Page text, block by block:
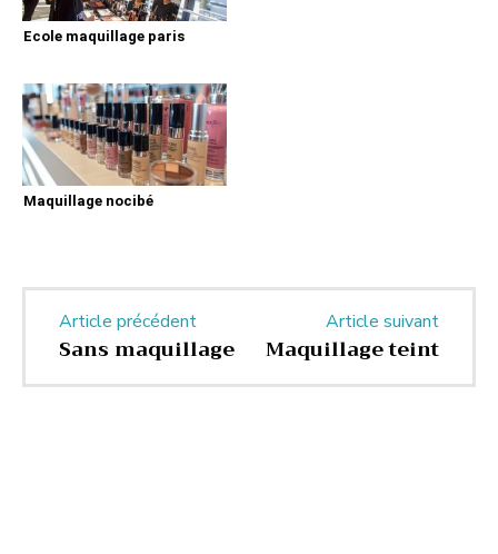
Ecole maquillage paris
Maquillage nocibé
Article précédent
Sans maquillage
Article suivant
Maquillage teint